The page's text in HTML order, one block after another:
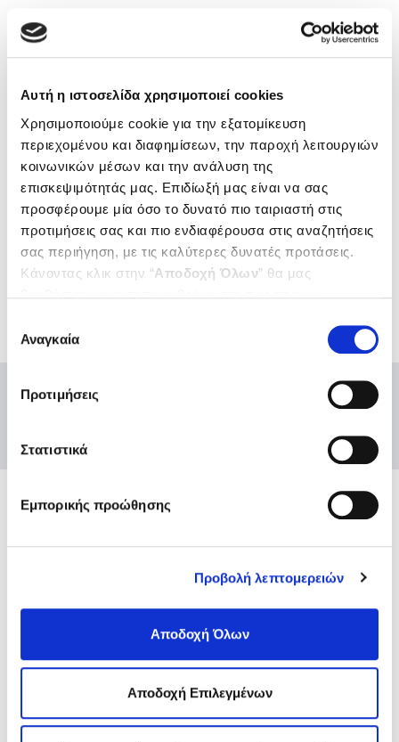
Αυτή η ιστοσελίδα χρησιμοποιεί cookies
Χρησιμοποιούμε cookie για την εξατομίκευση
περιεχομένου και διαφημίσεων, την παροχή λειτουργιών
κοινωνικών μέσων και την ανάλυση της
επισκεψιμότητάς μας. Επιδίωξή μας είναι να σας
προσφέρουμε μία όσο το δυνατό πιο ταιριαστή στις
προτιμήσεις σας και πιο ενδιαφέρουσα στις αναζητήσεις
σας περιήγηση, με τις καλύτερες δυνατές προτάσεις.
Κάνοντας κλικ στην “Αποδοχή Όλων” θα μας
ενδιαφέρουν και να επιλέξετε από τα παρακάτω με την
”. Μπορείτε να ενημερωθείτε
. Όπως και
στην “Προβολή λεπτομερειών”.
συγκατάθεσης
Αναγκαία
Προτιμήσεις
Στατιστικά
Εμπορικής προώθησης
Προβολή λεπτομερειών
Αποδοχή Όλων
Αποδοχή Επιλεγμένων
Ονοματεπώνυμο ασφαλισμένου, αριθμός
μητρώου ΕΔΟΕΑΠ, τηλέφωνο επικοινωνίας
Τα δικαιολογητικά πρέπει να αποσταλούν το αργότερο
τρεις εργάσιμες ημέρες πριν από την ημερομηνία
εισαγωγής.
Ο ΕΔΟΕΑΠ έχει το δικαίωμα να ζητήσει την εξέταση του
ασφαλισμένου από ιατρό ειδικότητας εντός
Χρήσιμοι κόμβοι
Αθήνα